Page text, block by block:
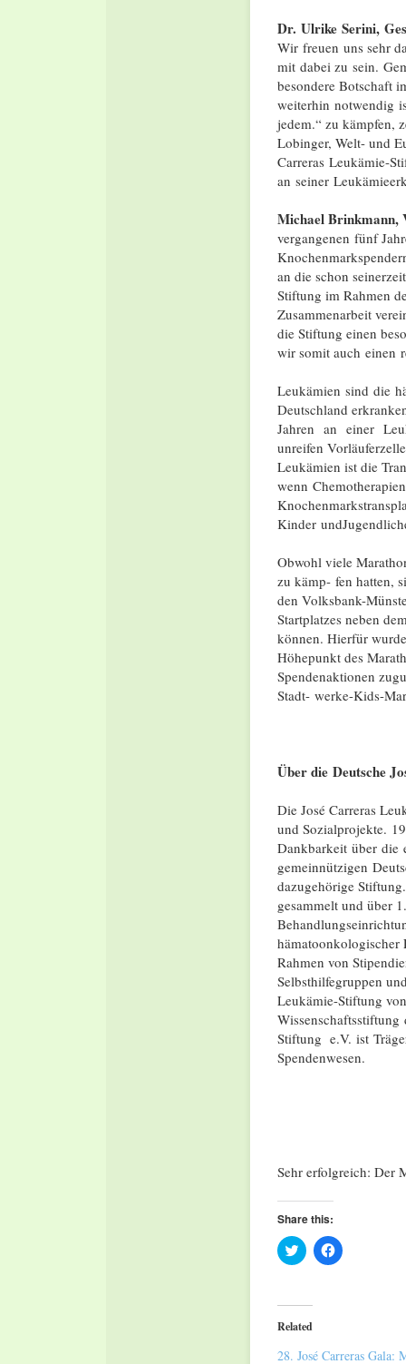
Dr. Ulrike Serini,
Wir freuen uns sehr
mit dabei zu sein.
besondere Botschaft
weiterhin notwendig
jedem.“ zu kämpfen,
Lobinger, Welt- und
Carreras Leukämie-
an seiner
Michael Brinkmann,
vergangenen fünf
an die schon
Stiftung im Rahmen
Zusammenarbeit
die Stiftung einen
wir somit auch einen
Leukämien sind die
Deutschland
Jahren an einer
unreifen
Leukämien ist die
wenn
Kinder
Obwohl viele
zu kämp- fen hatten,
den Volksbank-
Startplatzes neben
können. Hierfür
Höhepunkt des
Spendenaktionen
Stadt- werke-Kids-
Über die Deutsche
Die José Carreras
und Sozialprojekte.
Dankbarkeit über die
gemeinnützigen
dazugehörige
gesammelt und über
hämatoonkologischer
Rahmen von
Selbsthilfegruppen
Leukämie-Stiftung
Wissenschaftsstiftung
Stiftung e.V. ist
Spendenwesen.
Sehr erfolgreich: Der
Share this:
Click
to
(Opens
in
new
Click
to
Related
28. José Carreras Gala: